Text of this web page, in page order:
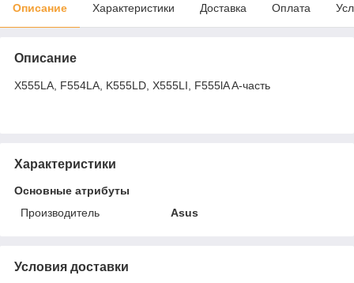
Описание Характеристики Доставка Оплата
Описание
X555LA, F554LA, K555LD, X555LI, F555lA A-часть
Характеристики
Основные атрибуты
Производитель
Asus
Условия доставки